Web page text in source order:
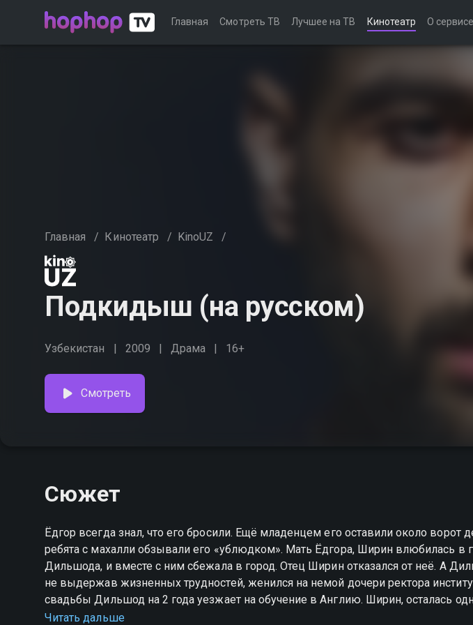
Главная Смотреть ТВ Лучшее на ТВ Кинотеатр О сервисе
Главная / Кинотеатр / KinoUZ /
Подкидыш (на русском)
Узбекистан 2009 Драма 16+
Смотреть
Сюжет
Ёдгор всегда знал, что его бросили. Ещё младенцем его оставили около ворот
ребята с махалли обзывали его «ублюдком». Мать Ёдгора, Ширин влюбилась в
Дильшода, и вместе с ним сбежала в город. Отец Ширин отказался от неё. А
не выдержав жизненных трудностей, женился на немой дочери ректора
свадьбы Дильшод на 2 года уезжает на обучение в Англию. Ширин, осталась
беременности, она хочет просить помощи Дильшода, но не может его найти.
Читать дальше